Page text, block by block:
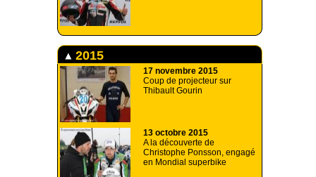
2015
17 novembre 2015
Coup de projecteur sur
Thibault Gourin
13 octobre 2015
A la découverte de
Christophe Ponsson, engagé
en Mondial superbike